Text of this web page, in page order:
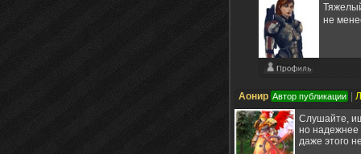
не
Аонир Автор публикации
Слушайте,
но надежнее
даже этого